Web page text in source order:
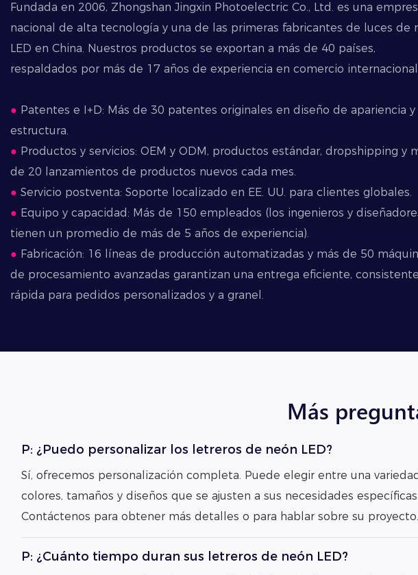
Fundada en 2006, Zhongshan Jingxin Photoelectric Co., Ltd. es una
nacional de alta tecnología y una de las primeras fabricantes de luces de
LED en China. Nuestros productos se exportan a más de 40 países,
respaldados por más de 17 años de experiencia en comercio
● Patentes e I+D: Más de 30 patentes originales en diseño de apariencia y
estructura.
● Productos y servicios: OEM y ODM, productos estándar, dropshipping y
de 20 lanzamientos de productos nuevos cada mes.
● Servicio postventa: Soporte localizado en EE. UU. para clientes globales.
● Equipo y capacidad: Más de 150 empleados (los ingenieros y
tienen un promedio de más de 5 años de experiencia).
● Fabricación: 16 líneas de producción automatizadas y más de 50
de procesamiento avanzadas garantizan una entrega eficiente,
rápida para pedidos personalizados y a granel.
Más
P: ¿Puedo personalizar los letreros de neón LED?
Sí, ofrecemos personalización completa. Puede elegir entre una
colores, tamaños y diseños que se ajusten a sus necesidades específicas.
Contáctenos para obtener más detalles o para hablar sobre su proyecto.
P: ¿Cuánto tiempo duran sus letreros de neón LED?